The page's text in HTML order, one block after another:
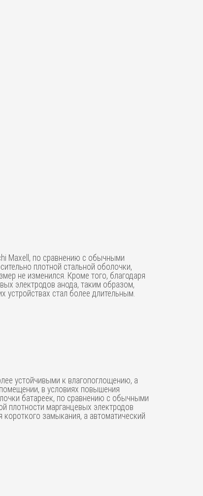
Maxell, по сравнению с обычными
плотной стальной оболочки,
не изменился. Кроме того, благодаря
электродов анода, таким образом,
устройствах стал более длительным.
устойчивыми к влагопоглощению, а
в условиях повышения
батареек, по сравнению с обычными
плотности марганцевых электродов
замыкания, а автоматический